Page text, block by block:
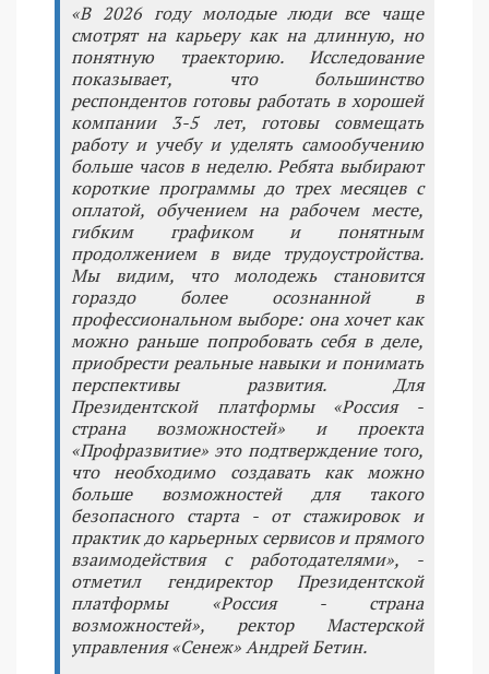
«В 2026 году молодые люди все чаще
смотрят на карьеру как на длинную, но
понятную траекторию. Исследование
показывает, что большинство
респондентов готовы работать в хорошей
компании 3-5 лет, готовы совмещать
работу и учебу и уделять самообучению
больше часов в неделю. Ребята выбирают
короткие программы до трех месяцев с
оплатой, обучением на рабочем месте,
гибким графиком и понятным
продолжением в виде трудоустройства.
Мы видим, что молодежь становится
гораздо более осознанной в
профессиональном выборе: она хочет как
можно раньше попробовать себя в деле,
приобрести реальные навыки и понимать
перспективы развития. Для
Президентской платформы «Россия -
страна возможностей» и проекта
«Профразвитие» это подтверждение того,
что необходимо создавать как можно
больше возможностей для такого
безопасного старта - от стажировок и
практик до карьерных сервисов и прямого
взаимодействия с работодателями», -
отметил гендиректор Президентской
платформы «Россия - страна
возможностей», ректор Мастерской
управления «Сенеж» Андрей Бетин.